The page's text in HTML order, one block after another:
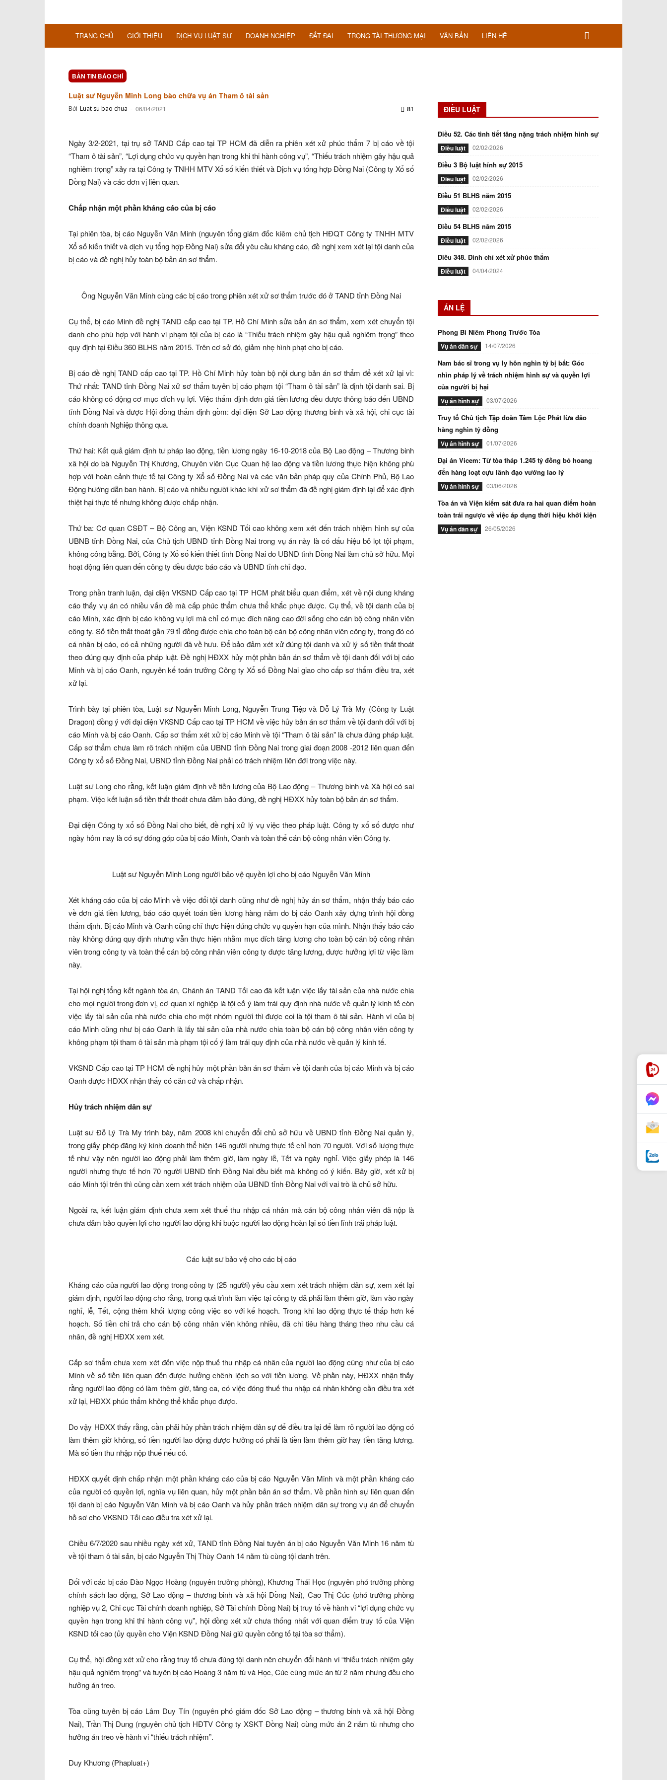
TRANG CHỦ GIỚI THIỆU DỊCH VỤ LUẬT SƯ DOANH NGHIỆP ĐẤT ĐAI TRỌNG TÀI THƯƠNG MẠI VĂN BẢN LIÊN HỆ
BẢN TIN BÁO CHÍ
Luật sư Nguyễn Minh Long bào chữa vụ án Tham ô tài sản
Bởi Luat su bao chua - 06/04/2021 81
Ngày 3/2-2021, tại trụ sở TAND Cấp cao tại TP HCM đã diễn ra phiên xét xử phúc thẩm 7 bị cáo về tội
“Tham ô tài sản”, “Lợi dụng chức vụ quyền hạn trong khi thi hành công vụ”, “Thiếu trách nhiệm gây hậu quả
nghiêm trọng” xảy ra tại Công ty TNHH MTV Xổ số kiến thiết và Dịch vụ tổng hợp Đồng Nai (Công ty Xổ số
Đồng Nai) và các đơn vị liên quan.
Chấp nhận một phần kháng cáo của bị cáo
Tại phiên tòa, bị cáo Nguyễn Văn Minh (nguyên tổng giám đốc kiêm chủ tịch HĐQT Công ty TNHH MTV
Xổ số kiến thiết và dịch vụ tổng hợp Đồng Nai) sửa đổi yêu cầu kháng cáo, đề nghị xem xét lại tội danh của
bị cáo và đề nghị hủy toàn bộ bản án sơ thẩm.
Ông Nguyễn Văn Minh cùng các bị cáo trong phiên xét xử sơ thẩm trước đó ở TAND tỉnh Đồng Nai
Cụ thể, bị cáo Minh đề nghị TAND cấp cao tại TP. Hồ Chí Minh sửa bản án sơ thẩm, xem xét chuyển tội
danh cho phù hợp với hành vi phạm tội của bị cáo là “Thiếu trách nhiệm gây hậu quả nghiêm trọng” theo
quy định tại Điều 360 BLHS năm 2015. Trên cơ sở đó, giảm nhẹ hình phạt cho bị cáo.
Bị cáo đề nghị TAND cấp cao tại TP. Hồ Chí Minh hủy toàn bộ nội dung bản án sơ thẩm để xét xử lại vì:
Thứ nhất: TAND tỉnh Đồng Nai xử sơ thẩm tuyên bị cáo phạm tội “Tham ô tài sản” là định tội danh sai. Bị
cáo không có động cơ mục đích vụ lợi. Việc thẩm định đơn giá tiền lương đều được thông báo đến UBND
tỉnh Đồng Nai và được Hội đồng thẩm định gồm: đại diện Sở Lao động thương binh và xã hội, chi cục tài
chính doanh Nghiệp thông qua.
Thứ hai: Kết quả giám định tư pháp lao động, tiền lương ngày 16-10-2018 của Bộ Lao động – Thương binh
xã hội do bà Nguyễn Thị Khương, Chuyên viên Cục Quan hệ lao động và tiền lương thực hiện không phù
hợp với hoàn cảnh thực tế tại Công ty Xổ số Đồng Nai và các văn bản pháp quy của Chính Phủ, Bộ Lao
Động hướng dẫn ban hành. Bị cáo và nhiều người khác khi xử sơ thẩm đã đề nghị giám định lại để xác định
thiệt hại thực tế nhưng không được chấp nhận.
Thứ ba: Cơ quan CSĐT – Bộ Công an, Viện KSND Tối cao không xem xét đến trách nhiệm hình sự của
UBNB tỉnh Đồng Nai, của Chủ tịch UBND tỉnh Đồng Nai trong vụ án này là có dấu hiệu bỏ lọt tội phạm,
không công bằng. Bởi, Công ty Xổ số kiến thiết tỉnh Đồng Nai do UBND tỉnh Đồng Nai làm chủ sở hữu. Mọi
hoạt động liên quan đến công ty đều được báo cáo và UBND tỉnh chỉ đạo.
Trong phần tranh luận, đại diện VKSND Cấp cao tại TP HCM phát biểu quan điểm, xét về nội dung kháng
cáo thấy vụ án có nhiều vấn đề mà cấp phúc thẩm chưa thể khắc phục được. Cụ thể, về tội danh của bị
cáo Minh, xác định bị cáo không vụ lợi mà chỉ có mục đích nâng cao đời sống cho cán bộ công nhân viên
công ty. Số tiền thất thoát gần 79 tỉ đồng được chia cho toàn bộ cán bộ công nhân viên công ty, trong đó có
cá nhân bị cáo, có cả những người đã về hưu. Để bảo đảm xét xử đúng tội danh và xử lý số tiền thất thoát
theo đúng quy định của pháp luật. Đề nghị HĐXX hủy một phần bản án sơ thẩm về tội danh đối với bị cáo
Minh và bị cáo Oanh, nguyên kế toán trưởng Công ty Xổ số Đồng Nai giao cho cấp sơ thẩm điều tra, xét
xử lại.
Trình bày tại phiên tòa, Luật sư Nguyễn Minh Long, Nguyễn Trung Tiệp và Đỗ Lý Trà My (Công ty Luật
Dragon) đồng ý với đại diện VKSND Cấp cao tại TP HCM về việc hủy bản án sơ thẩm về tội danh đối với bị
cáo Minh và bị cáo Oanh. Cấp sơ thẩm xét xử bị cáo Minh về tội “Tham ô tài sản” là chưa đúng pháp luật.
Cấp sơ thẩm chưa làm rõ trách nhiệm của UBND tỉnh Đồng Nai trong giai đoạn 2008 -2012 liên quan đến
Công ty xổ số Đồng Nai, UBND tỉnh Đồng Nai phải có trách nhiệm liên đới trong việc này.
Luật sư Long cho rằng, kết luận giám định về tiền lương của Bộ Lao động – Thương binh và Xã hội có sai
phạm. Việc kết luận số tiền thất thoát chưa đảm bảo đúng, đề nghị HĐXX hủy toàn bộ bản án sơ thẩm.
Đại diện Công ty xổ số Đồng Nai cho biết, đề nghị xử lý vụ việc theo pháp luật. Công ty xổ số được như
ngày hôm nay là có sự đóng góp của bị cáo Minh, Oanh và toàn thể cán bộ công nhân viên Công ty.
Luật sư Nguyễn Minh Long người bảo vệ quyền lợi cho bị cáo Nguyễn Văn Minh
Xét kháng cáo của bị cáo Minh về việc đổi tội danh cũng như đề nghị hủy án sơ thẩm, nhận thấy báo cáo
về đơn giá tiền lương, báo cáo quyết toán tiền lương hàng năm do bị cáo Oanh xây dựng trình hội đồng
thẩm định. Bị cáo Minh và Oanh cũng chỉ thực hiện đúng chức vụ quyền hạn của mình. Nhận thấy báo cáo
này không đúng quy định nhưng vẫn thực hiện nhằm mục đích tăng lương cho toàn bộ cán bộ công nhân
viên trong công ty và toàn thể cán bộ công nhân viên công ty được tăng lương, được hưởng lợi từ việc làm
này.
Tại hội nghị tổng kết ngành tòa án, Chánh án TAND Tối cao đã kết luận việc lấy tài sản của nhà nước chia
cho mọi người trong đơn vị, cơ quan xí nghiệp là tội cố ý làm trái quy định nhà nước về quản lý kinh tế còn
việc lấy tài sản của nhà nước chia cho một nhóm người thì được coi là tội tham ô tài sản. Hành vi của bị
cáo Minh cũng như bị cáo Oanh là lấy tài sản của nhà nước chia toàn bộ cán bộ công nhân viên công ty
không phạm tội tham ô tài sản mà phạm tội cố ý làm trái quy định của nhà nước về quản lý kinh tế.
VKSND Cấp cao tại TP HCM đề nghị hủy một phần bản án sơ thẩm về tội danh của bị cáo Minh và bị cáo
Oanh được HĐXX nhận thấy có căn cứ và chấp nhận.
Hủy trách nhiệm dân sự
Luật sư Đỗ Lý Trà My trình bày, năm 2008 khi chuyển đổi chủ sở hữu về UBND tỉnh Đồng Nai quản lý,
trong giấy phép đăng ký kinh doanh thể hiện 146 người nhưng thực tế chỉ hơn 70 người. Với số lượng thực
tế như vậy nên người lao động phải làm thêm giờ, làm ngày lễ, Tết và ngày nghỉ. Việc giấy phép là 146
người nhưng thực tế hơn 70 người UBND tỉnh Đồng Nai đều biết mà không có ý kiến. Bây giờ, xét xử bị
cáo Minh tội trên thì cũng cần xem xét trách nhiệm của UBND tỉnh Đồng Nai với vai trò là chủ sở hữu.
Ngoài ra, kết luận giám định chưa xem xét thuế thu nhập cá nhân mà cán bộ công nhân viên đã nộp là
chưa đảm bảo quyền lợi cho người lao động khi buộc người lao động hoàn lại số tiền lĩnh trái pháp luật.
Các luật sư bảo vệ cho các bị cáo
Kháng cáo của người lao động trong công ty (25 người) yêu cầu xem xét trách nhiệm dân sự, xem xét lại
giám định, người lao động cho rằng, trong quá trình làm việc tại công ty đã phải làm thêm giờ, làm vào ngày
nghỉ, lễ, Tết, cộng thêm khối lượng công việc so với kế hoạch. Trong khi lao động thực tế thấp hơn kế
hoạch. Số tiền chi trả cho cán bộ công nhân viên không nhiều, đã chi tiêu hàng tháng theo nhu cầu cá
nhân, đề nghị HĐXX xem xét.
Cấp sơ thẩm chưa xem xét đến việc nộp thuế thu nhập cá nhân của người lao động cũng như của bị cáo
Minh về số tiền liên quan đến được hưởng chênh lệch so với tiền lương. Về phần này, HĐXX nhận thấy
rằng người lao động có làm thêm giờ, tăng ca, có việc đóng thuế thu nhập cá nhân không cần điều tra xét
xử lại, HĐXX phúc thẩm không thể khắc phục được.
Do vậy HĐXX thấy rằng, cần phải hủy phần trách nhiệm dân sự để điều tra lại để làm rõ người lao động có
làm thêm giờ không, số tiền người lao động được hưởng có phải là tiền làm thêm giờ hay tiền tăng lương.
Mà số tiền thu nhập nộp thuế nếu có.
HĐXX quyết định chấp nhận một phần kháng cáo của bị cáo Nguyễn Văn Minh và một phần kháng cáo
của người có quyền lợi, nghĩa vụ liên quan, hủy một phần bản án sơ thẩm. Về phần hình sự liên quan đến
tội danh bị cáo Nguyễn Văn Minh và bị cáo Oanh và hủy phần trách nhiệm dân sự trong vụ án để chuyển
hồ sơ cho VKSND Tối cao điều tra xét xử lại.
Chiều 6/7/2020 sau nhiều ngày xét xử, TAND tỉnh Đồng Nai tuyên án bị cáo Nguyễn Văn Minh 16 năm tù
về tội tham ô tài sản, bị cáo Nguyễn Thị Thùy Oanh 14 năm tù cùng tội danh trên.
Đối với các bị cáo Đào Ngọc Hoàng (nguyên trưởng phòng), Khương Thái Học (nguyên phó trưởng phòng
chính sách lao động, Sở Lao động – thương binh và xã hội Đồng Nai), Cao Thị Cúc (phó trưởng phòng
nghiệp vụ 2, Chi cục Tài chính doanh nghiệp, Sở Tài chính Đồng Nai) bị truy tố về hành vi “lợi dụng chức vụ
quyền hạn trong khi thi hành công vụ”, hội đồng xét xử chưa thống nhất với quan điểm truy tố của Viện
KSND tối cao (ủy quyền cho Viện KSND Đồng Nai giữ quyền công tố tại tòa sơ thẩm).
Cụ thể, hội đồng xét xử cho rằng truy tố chưa đúng tội danh nên chuyển đổi hành vi “thiếu trách nhiệm gây
hậu quả nghiêm trọng” và tuyên bị cáo Hoàng 3 năm tù và Học, Cúc cùng mức án từ 2 năm nhưng đều cho
hưởng án treo.
Tòa cũng tuyên bị cáo Lâm Duy Tín (nguyên phó giám đốc Sở Lao động – thương binh và xã hội Đồng
Nai), Trần Thị Dung (nguyên chủ tịch HĐTV Công ty XSKT Đồng Nai) cùng mức án 2 năm tù nhưng cho
hưởng án treo về hành vi “thiếu trách nhiệm”.
Duy Khương (Phapluat+)
ĐIỀU LUẬT
Điều 52. Các tình tiết tăng nặng trách nhiệm hình sự
Điều luật 02/02/2026
Điều 3 Bộ luật hính sự 2015
Điều luật 02/02/2026
Điều 51 BLHS năm 2015
Điều luật 02/02/2026
Điều 54 BLHS năm 2015
Điều luật 02/02/2026
Điều 348. Đình chỉ xét xử phúc thẩm
Điều luật 04/04/2024
ÁN LỆ
Phong Bì Niêm Phong Trước Tòa
Vụ án dân sự 14/07/2026
Nam bác sĩ trong vụ ly hôn nghìn tỷ bị bắt: Góc
nhìn pháp lý về trách nhiệm hình sự và quyền lợi
của người bị hại
Vụ án hình sự 03/07/2026
Truy tố Chủ tịch Tập đoàn Tâm Lộc Phát lừa đảo
hàng nghìn tỷ đồng
Vụ án hình sự 01/07/2026
Đại án Vicem: Từ tòa tháp 1.245 tỷ đồng bỏ hoang
đến hàng loạt cựu lãnh đạo vướng lao lý
Vụ án hình sự 03/06/2026
Tòa án và Viện kiểm sát đưa ra hai quan điểm hoàn
toàn trái ngược về việc áp dụng thời hiệu khởi kiện
Vụ án dân sự 26/05/2026